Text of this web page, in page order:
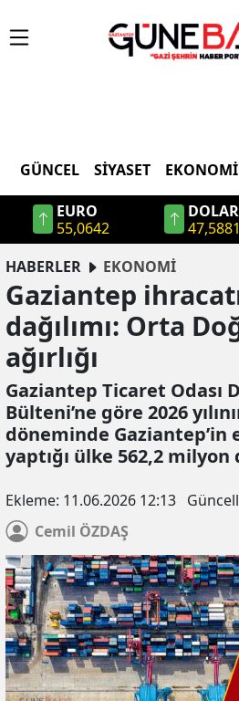
GÜNCEL SIYASET EKONOMI
EURO
55,0642
DOLAR
47,5881
HABERLER
EKONOMİ
Gaziantep
dağılımı: Orta
ağırlığı
Gaziantep Ticaret Odası
Bülteni’ne göre 2026
döneminde Gaziantep’in
yaptığı ülke 562,2
Ekleme: 11.06.2026 12:13
Cemil ÖZDAŞ